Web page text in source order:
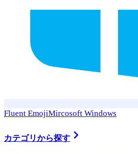
Fluent EmojiMircosoft Windows
カテゴリから探す